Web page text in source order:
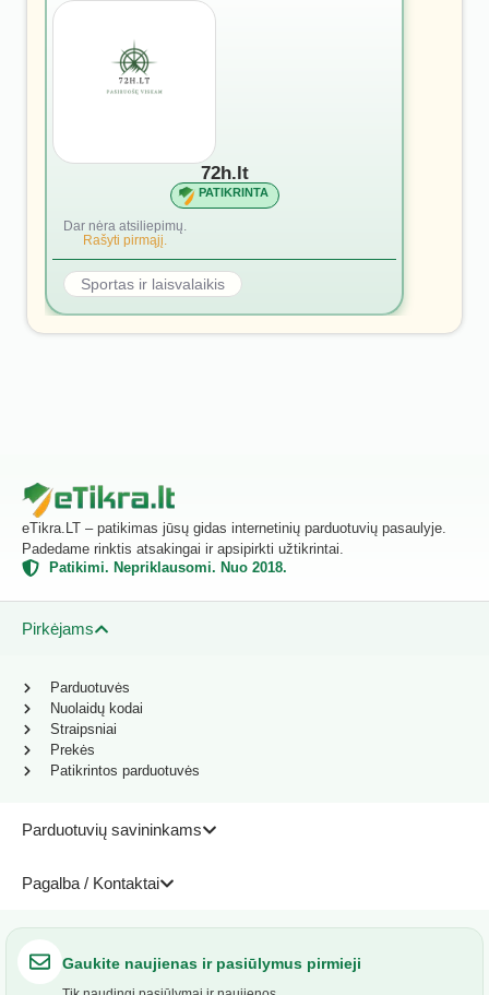
72h.lt
PATIKRINTA
Dar nėra atsiliepimų.
Rašyti pirmąjį.
Sportas ir laisvalaikis
eTikra.LT – patikimas jūsų gidas internetinių parduotuvių pasaulyje.
Padedame rinktis atsakingai ir apsipirkti užtikrintai.
Patikimi. Nepriklausomi. Nuo 2018.
Pirkėjams
Parduotuvių savininkams
Pagalba / Kontaktai
Parduotuvės
Nuolaidų kodai
Straipsniai
Prekės
Patikrintos parduotuvės
Gaukite naujienas ir pasiūlymus pirmieji